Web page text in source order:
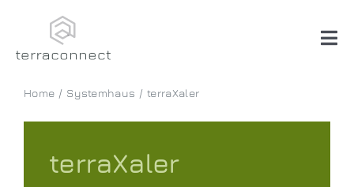
content
Systemhaus
Home Systemhaus terraXaler
terraXaler